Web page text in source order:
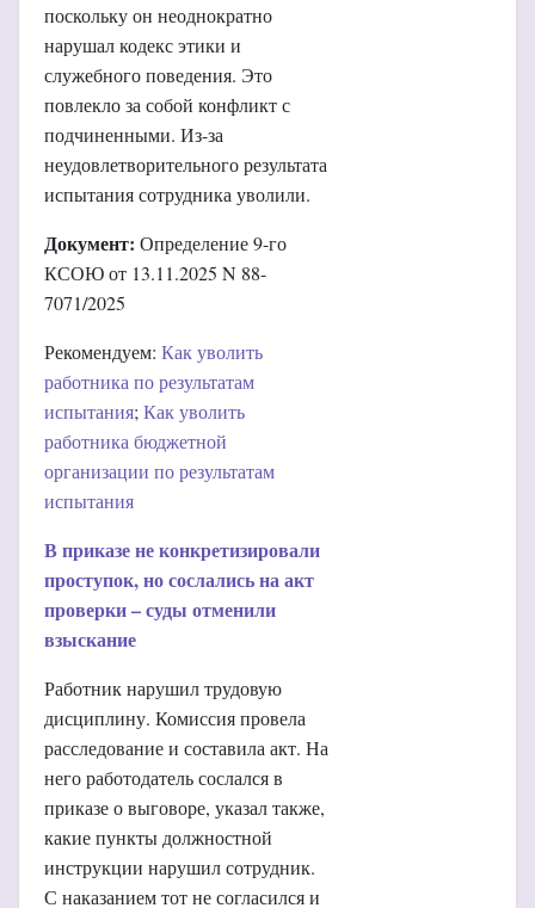
поскольку он неоднократно
нарушал кодекс этики и
служебного поведения. Это
повлекло за собой конфликт с
подчиненными. Из-за
неудовлетворительного результата
испытания сотрудника уволили.
Документ: Определение 9-го
КСОЮ от 13.11.2025 N 88-
7071/2025
Рекомендуем: Как уволить
работника по результатам
испытания; Как уволить
работника бюджетной
организации по результатам
испытания
В приказе не конкретизировали
проступок, но сослались на акт
проверки – суды отменили
взыскание
Работник нарушил трудовую
дисциплину. Комиссия провела
расследование и составила акт. На
него работодатель сослался в
приказе о выговоре, указал также,
какие пункты должностной
инструкции нарушил сотрудник.
С наказанием тот не согласился и